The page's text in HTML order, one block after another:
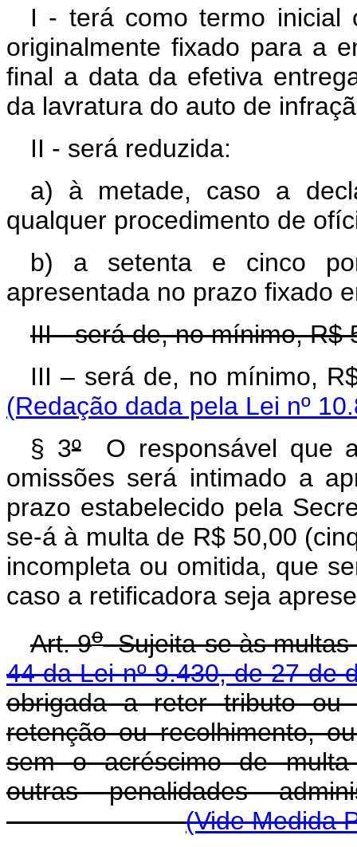
I - terá como termo inicial
originalmente fixado para a
final a data da efetiva
da lavratura do auto de
II - será reduzida:
a) à metade, caso a
qualquer procedimento de
b) a setenta e cinco
apresentada no prazo fixado
III - será de, no mínimo, R$
III – será de, no
(Redação dada pela Lei nº
§ 3ºO responsável que
omissões será intimado a
prazo estabelecido pela
se-á à multa de R$ 50,00
incompleta ou omitida, que
caso a retificadora seja
Art. 9oSujeita-se às multas
44 da Lei nº 9.430, de 27 de
obrigada a reter tributo
retenção ou recolhimento,
sem o acréscimo de multa
outras penalidades
(Vide Medida